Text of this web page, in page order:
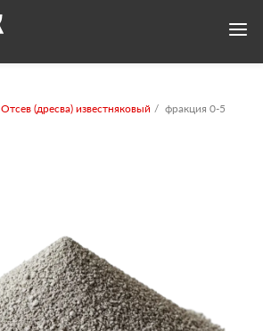
Отсев (дресва) известняковый фракция 0-5